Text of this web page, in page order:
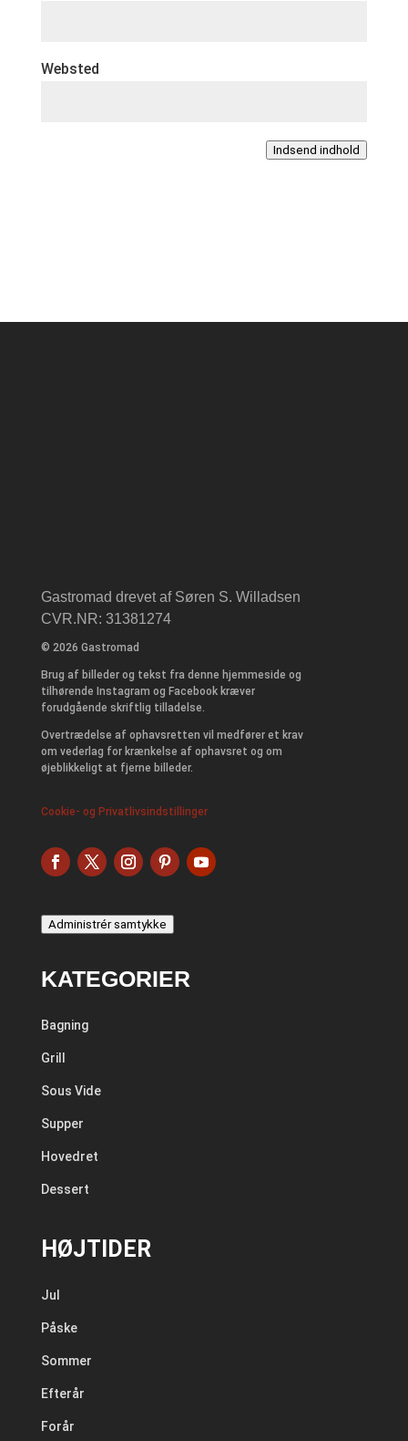
Websted
Indsend indhold
Gastromad drevet af Søren S. Willadsen
CVR.NR: 31381274
© 2026 Gastromad
Brug af billeder og tekst fra denne hjemmeside og
tilhørende Instagram og Facebook kræver
forudgående skriftlig tilladelse.
Overtrædelse af ophavsretten vil medfører et krav
om vederlag for krænkelse af ophavsret og om
øjeblikkeligt at fjerne billeder.
Cookie- og Privatlivsindstillinger
Administrér samtykke
KATEGORIER
Bagning
Grill
Sous Vide
Supper
Hovedret
Dessert
HØJTIDER
Jul
Påske
Sommer
Efterår
Forår